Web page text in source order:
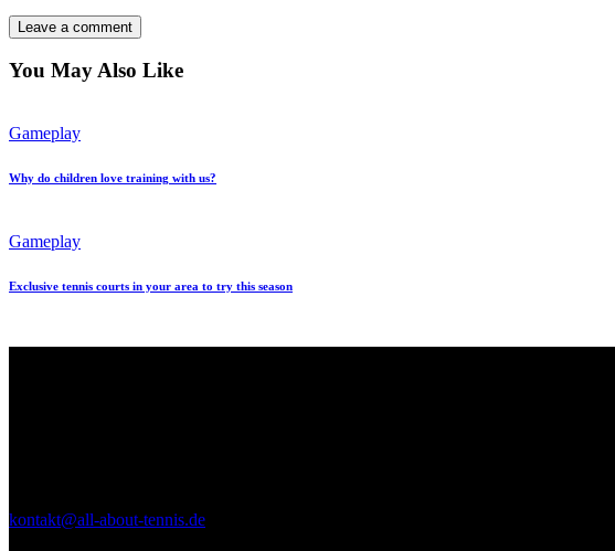
You May Also Like
Gameplay
Why do children love training with us?
Gameplay
Exclusive tennis courts in your area to try this season
kontakt@all-about-tennis.de